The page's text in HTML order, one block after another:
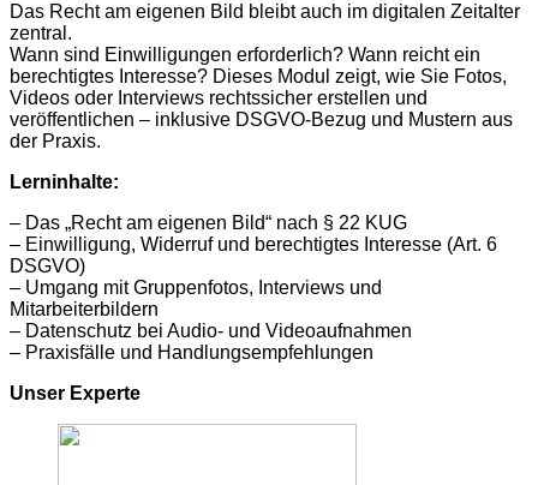
Das Recht am eigenen Bild bleibt auch im digitalen Zeitalter
zentral.
Wann sind Einwilligungen erforderlich? Wann reicht ein
berechtigtes Interesse? Dieses Modul zeigt, wie Sie Fotos,
Videos oder Interviews rechtssicher erstellen und
veröffentlichen – inklusive DSGVO-Bezug und Mustern aus
der Praxis.
Lerninhalte:
– Das „Recht am eigenen Bild“ nach § 22 KUG
– Einwilligung, Widerruf und berechtigtes Interesse (Art. 6
DSGVO)
– Umgang mit Gruppenfotos, Interviews und
Mitarbeiterbildern
– Datenschutz bei Audio- und Videoaufnahmen
– Praxisfälle und Handlungsempfehlungen
Unser Experte